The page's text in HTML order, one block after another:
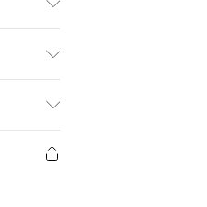
€5.99
€14.99